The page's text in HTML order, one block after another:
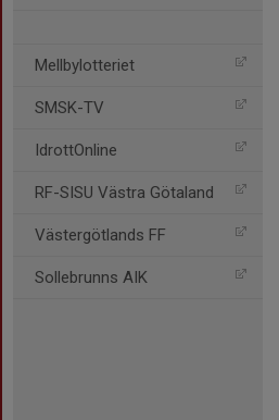
Mellbylotteriet
SMSK-TV
IdrottOnline
RF-SISU Västra Götaland
Västergötlands FF
Sollebrunns AIK